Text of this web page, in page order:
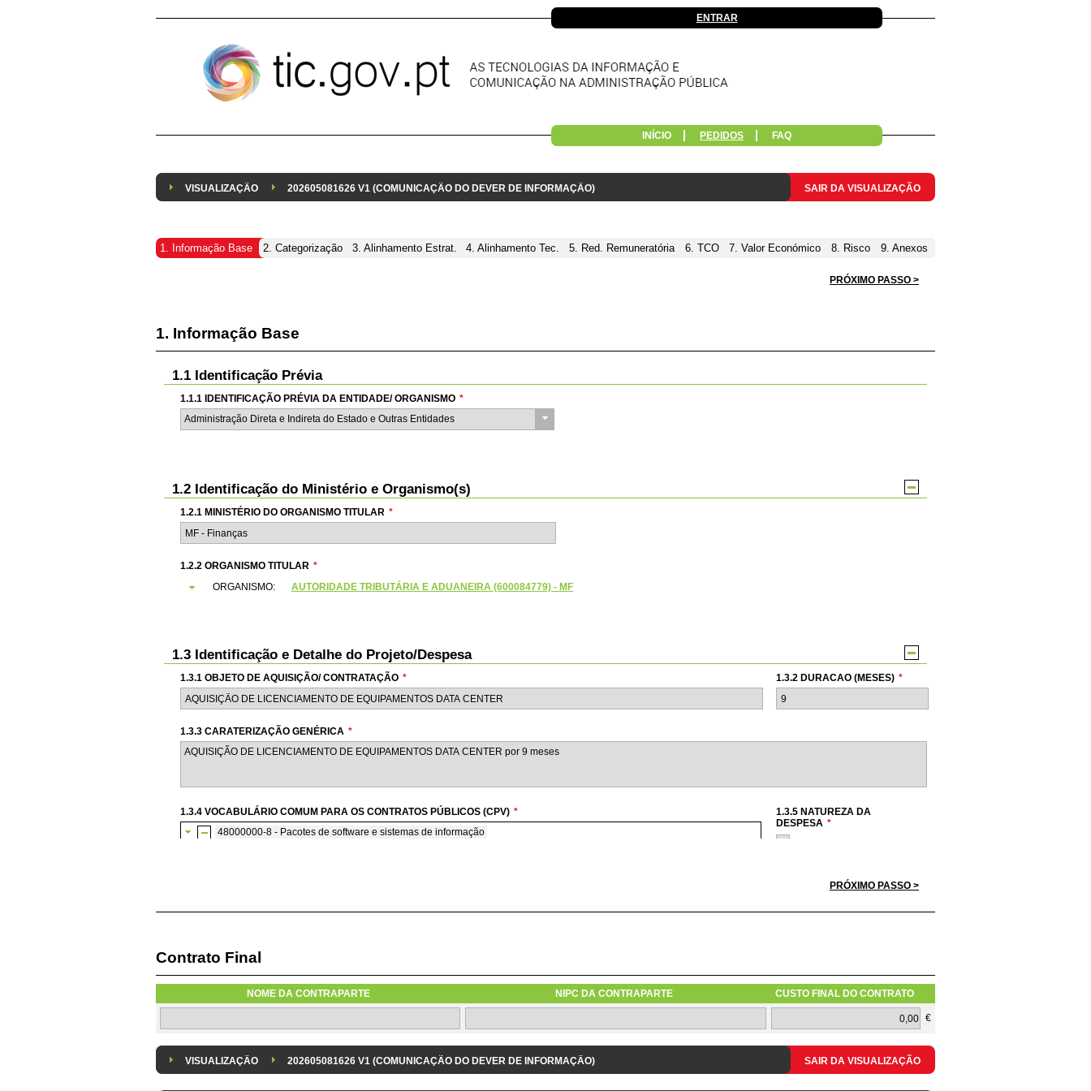
ENTRAR
INÍCIO PEDIDOS FAQ
VISUALIZAÇÃO 202605081626 V1 (COMUNICAÇÃO DO DEVER DE INFORMAÇÃO) SAIR DA VISUALIZAÇÃO
PRÓXIMO PASSO >
1. Informação Base 2. Categorização 3. Alinhamento Estrat. 4. Alinhamento Tec. 5. Red. Remuneratória 6. TCO 7. Valor Económico 8. Risco 9. Anexos
1. Informação Base
1.1 Identificação Prévia
1.1.1 IDENTIFICAÇÃO PRÉVIA DA ENTIDADE/ ORGANISMO *
Administração Direta e Indireta do Estado e Outras Entidades
1.2 Identificação do Ministério e Organismo(s)
1.2.1 MINISTÉRIO DO ORGANISMO TITULAR *
1.2.2 ORGANISMO TITULAR *
ORGANISMO:
AUTORIDADE TRIBUTÁRIA E ADUANEIRA (600084779) - MF
1.3 Identificação e Detalhe do Projeto/Despesa
1.3.1 OBJETO DE AQUISIÇÃO/ CONTRATAÇÃO * 1.3.2 DURACAO (MESES) *
1.3.3 CARATERIZAÇÃO GENÉRICA *
1.3.4 VOCABULÁRIO COMUM PARA OS CONTRATOS PÚBLICOS (CPV) *
48000000-8 - Pacotes de software e sistemas de informação
1.3.5 NATUREZA DA
DESPESA *
Serviços
1.3.6 AQUISIÇÃO DE SOFTWARE SUBMETIDA À CONCORRÊNCIA COM BASE NO TCO
A aquisição de software informático será submetida à concorrência com base no custo total de utilização das soluções a apresentar pelos concorrentes
1.3.10 TIPOLOGIA DO PEDIDO
PRÓXIMO PASSO >
Contrato Final
NOME DA CONTRAPARTE NIPC DA CONTRAPARTE CUSTO FINAL DO CONTRATO
€
VISUALIZAÇÃO 202605081626 V1 (COMUNICAÇÃO DO DEVER DE INFORMAÇÃO) SAIR DA VISUALIZAÇÃO